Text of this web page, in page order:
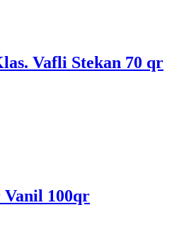
Vafli Stekan 70 qr
100qr